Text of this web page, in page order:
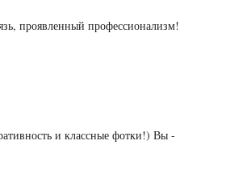
проявленный профессионализм!
и классные фотки!) Вы -